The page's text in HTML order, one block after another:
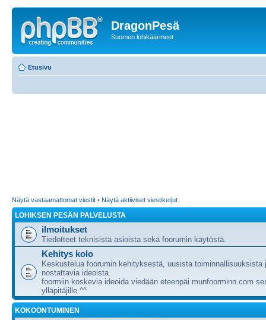
DragonPesä
Suomen lohikäärmeet
Etusivu
Näytä vastaamattomat viestit • Näytä aktiiviset viestiketjut
LOHIKSEN PESÄN PALVELUSTA
ilmoitukset
Tiedotteet teknisistä asioista sekä foorumin käytöstä.
Kehitys kolo
Keskustelua foorumin kehityksestä, uusista toiminnallisuuksista
nostattavia ideoista.
foormiin koskevia ideoida viedään eteenpäi munfoorminn.com
ylläpitäjille ^^
KOKOONTUMINEN